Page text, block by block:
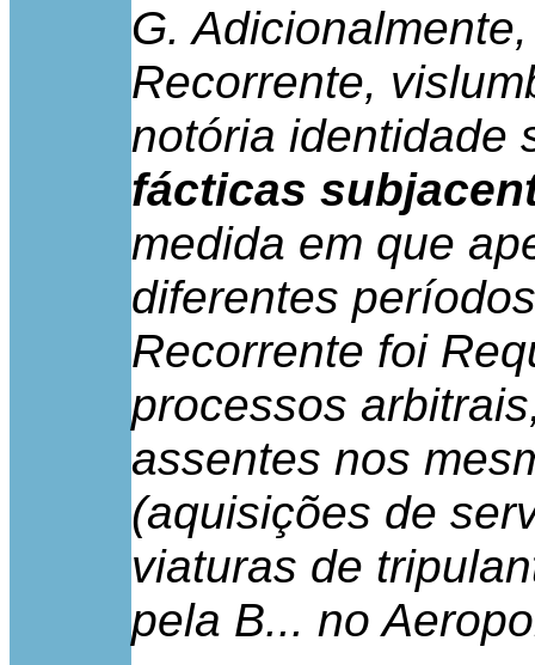
G.
Recorrente,
notória identidade
fácticas
medida em que
diferentes
Recorrente foi
processos
assentes nos
(aquisições de
viaturas de
pela B... no